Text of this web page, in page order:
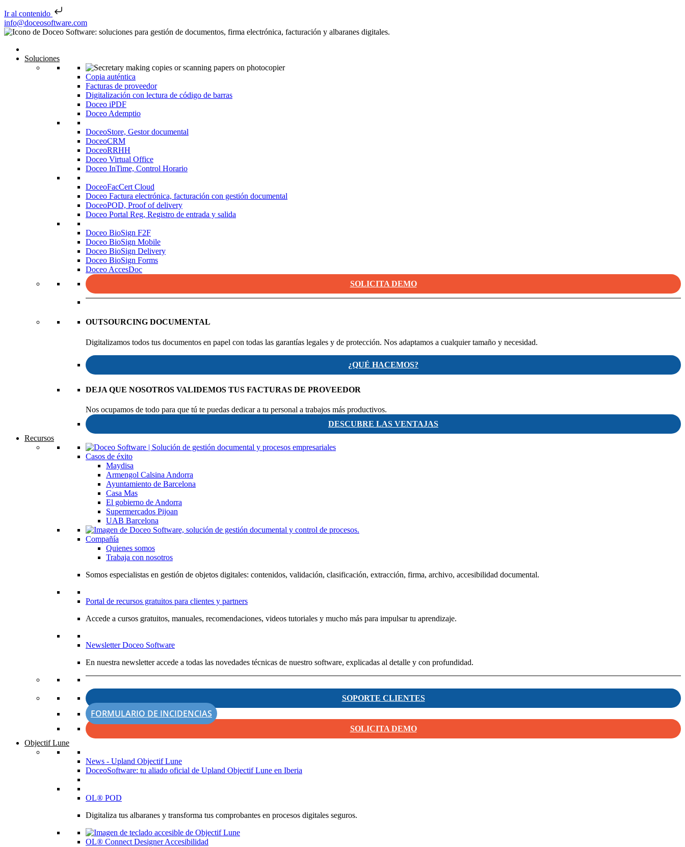
Ir al contenido
Saltar al contenido
info@doceosoftware.com
Navegación de entradas
Soluciones
Copia auténtica
Facturas de proveedor
Digitalización con lectura de código de barras
Doceo iPDF
Doceo Ademptio
DoceoStore, Gestor documental
DoceoCRM
DoceoRRHH
Doceo Virtual Office
Doceo InTime, Control Horario
DoceoFacCert Cloud
Doceo Factura electrónica, facturación con gestión documental
DoceoPOD, Proof of delivery
Doceo Portal Reg, Registro de entrada y salida
Doceo BioSign F2F
Doceo BioSign Mobile
Doceo BioSign Delivery
Doceo BioSign Forms
Doceo AccesDoc
SOLICITA DEMO
OUTSOURCING DOCUMENTAL
Digitalizamos todos tus documentos en papel con todas las garantías legales y de protección. Nos adaptamos a cualquier tamaño y necesidad.
¿QUÉ HACEMOS?
DEJA QUE NOSOTROS VALIDEMOS TUS FACTURAS DE PROVEEDOR
Nos ocupamos de todo para que tú te puedas dedicar a tu personal a trabajos más productivos.
DESCUBRE LAS VENTAJAS
Recursos
Casos de éxito
Maydisa
Armengol Calsina Andorra
Ayuntamiento de Barcelona
Casa Mas
El gobierno de Andorra
Supermercados Pijoan
UAB Barcelona
Compañía
Quienes somos
Trabaja con nosotros
Somos especialistas en gestión de objetos digitales: contenidos, validación, clasificación, extracción, firma, archivo, accesibilidad documental.
Portal de recursos gratuitos para clientes y partners
Accede a cursos gratuitos, manuales, recomendaciones, videos tutoriales y mucho más para impulsar tu aprendizaje.
Newsletter Doceo Software
En nuestra newsletter accede a todas las novedades técnicas de nuestro software, explicadas al detalle y con profundidad.
SOPORTE CLIENTES
FORMULARIO DE INCIDENCIAS
SOLICITA DEMO
Objectif Lune
News - Upland Objectif Lune
DoceoSoftware: tu aliado oficial de Upland Objectif Lune en Iberia
OL® POD
Digitaliza tus albaranes y transforma tus comprobantes en procesos digitales seguros.
OL® Connect Designer Accesibilidad